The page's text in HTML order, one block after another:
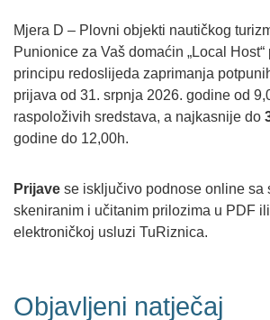
Mjera D – Plovni objekti nautičkog
Punionice za Vaš domaćin „Local
principu redoslijeda zaprimanja
prijava od 31. srpnja 2026. godine od
raspoloživih sredstava, a najkasnije do
godine do 12,00h.
Prijave se isključivo podnose online sa
skeniranim i učitanim prilozima u PDF
elektroničkoj usluzi TuRiznica.
Objavljeni natječaj